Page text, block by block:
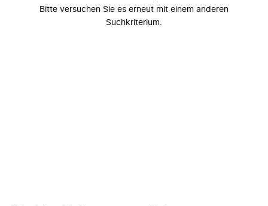
Bitte versuchen Sie es erneut mit einem anderen
Suchkriterium.